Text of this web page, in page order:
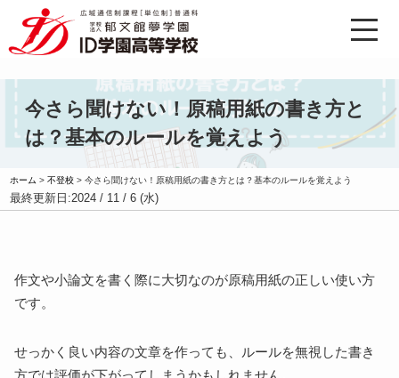
今さら聞けない！原稿用紙の書き方と
は？基本のルールを覚えよう
ホーム >不登校 >今さら聞けない！原稿用紙の書き方とは？基本のルールを覚えよう
最終更新日:2024 / 11 / 6 (水)
作文や小論文を書く際に大切なのが原稿用紙の正しい使い方
です。
せっかく良い内容の文章を作っても、ルールを無視した書き